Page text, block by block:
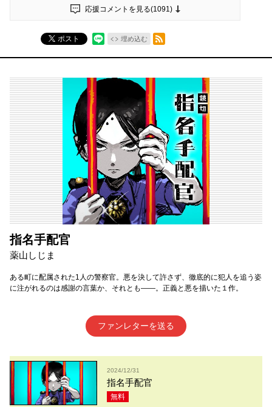
応援コメントを見る(1091)
ポスト 埋め込む
RSSフィード
指名手配官
薬山しじま
ある町に配属された1人の警察官。悪を決して許さず、徹底的に犯人を追う姿
に注がれるのは感謝の言葉か、それとも――。正義と悪を描いた１作。
ファンレターを送る
2024/12/31
指名手配官
無料